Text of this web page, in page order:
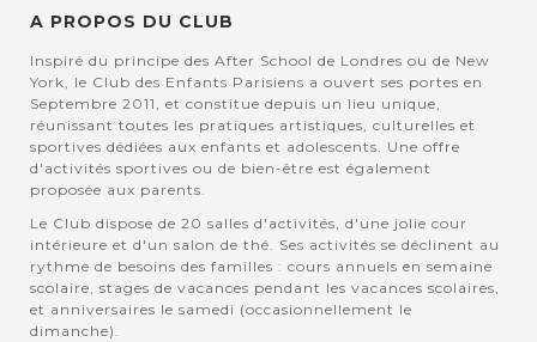
A PROPOS DU CLUB
Inspiré du principe des After School de Londres ou de New
York, le Club des Enfants Parisiens a ouvert ses portes en
Septembre 2011, et constitue depuis un lieu unique,
réunissant toutes les pratiques artistiques, culturelles et
sportives dédiées aux enfants et adolescents. Une offre
d'activités sportives ou de bien-être est également
proposée aux parents.
Le Club dispose de 20 salles d'activités, d'une jolie cour
intérieure et d'un salon de thé. Ses activités se déclinent au
rythme de besoins des familles : cours annuels en semaine
scolaire, stages de vacances pendant les vacances scolaires,
et anniversaires le samedi (occasionnellement le
dimanche).